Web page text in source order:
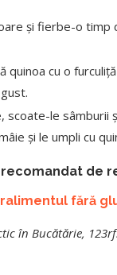
și fierbe-o timp
quinoa cu o
scoate-le
și le umpli cu
de
fără
în Bucătărie,